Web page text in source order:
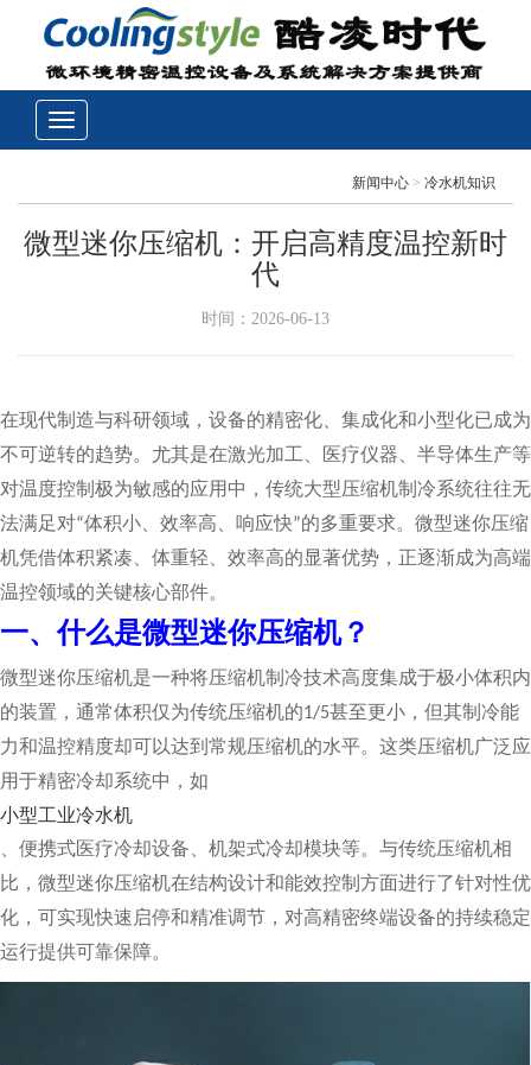
新闻中心 > 冷水机知识
微型迷你压缩机：开启高精度温控新时
代
时间：2026-06-13
在现代制造与科研领域，设备的精密化、集成化和小型化已成为
不可逆转的趋势。尤其是在激光加工、医疗仪器、半导体生产等
对温度控制极为敏感的应用中，传统大型压缩机制冷系统往往无
法满足对“体积小、效率高、响应快”的多重要求。微型迷你压缩
机凭借体积紧凑、体重轻、效率高的显著优势，正逐渐成为高端
温控领域的关键核心部件。
一、什么是微型迷你压缩机？
微型迷你压缩机是一种将压缩机制冷技术高度集成于极小体积内
的装置，通常体积仅为传统压缩机的1/5甚至更小，但其制冷能
力和温控精度却可以达到常规压缩机的水平。这类压缩机广泛应
用于精密冷却系统中，如
小型工业冷水机
、便携式医疗冷却设备、机架式冷却模块等。与传统压缩机相
比，微型迷你压缩机在结构设计和能效控制方面进行了针对性优
化，可实现快速启停和精准调节，对高精密终端设备的持续稳定
运行提供可靠保障。